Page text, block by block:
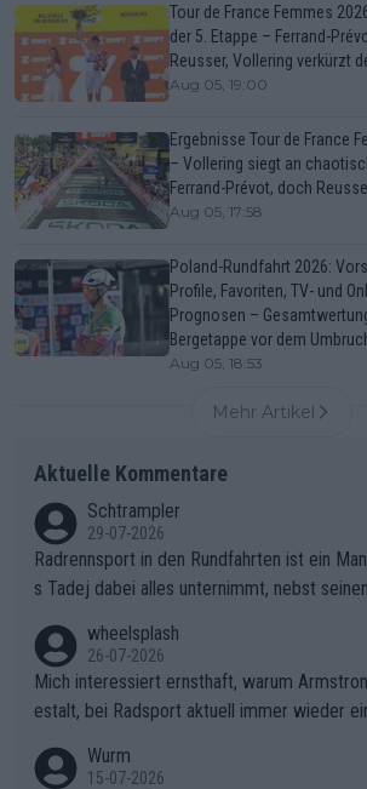
Tour de France Femmes
der 5. Etappe – Ferrand-
Reusser, Vollering verkürzt
Aug 05, 19:00
Ergebnisse Tour de France
– Vollering siegt an
Ferrand-Prévot, doch
Aug 05, 17:58
Poland-Rundfahrt 2026:
Profile, Favoriten, TV- und
Prognosen –
Bergetappe vor dem
Aug 05, 18:53
Mehr Artikel
Aktuelle Kommentare
Schtrampler
29-07-2026
Radrennsport in den Rundfahrten ist ein
s Tadej dabei alles unternimmt, nebst seinen
ganze Team auch mental stark zu machen
olg teilzuhaben, ist ihm ganz hoch
chen weit über den Radsport hinaus.
wheelsplash
26-07-2026
Mich interessiert ernsthaft, warum
estalt, bei Radsport aktuell immer wieder
Wurm
15-07-2026